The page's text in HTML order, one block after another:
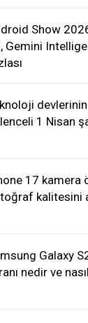
Show
Gemini
devlerinin
1 Nisan
17 kamera
kalitesini
Galaxy
nedir ve